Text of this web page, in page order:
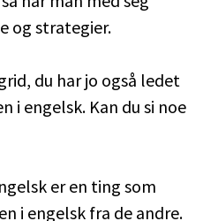
og strategier.
du har jo også ledet
i engelsk. Kan du si noe
er en ting som
i engelsk fra de andre.